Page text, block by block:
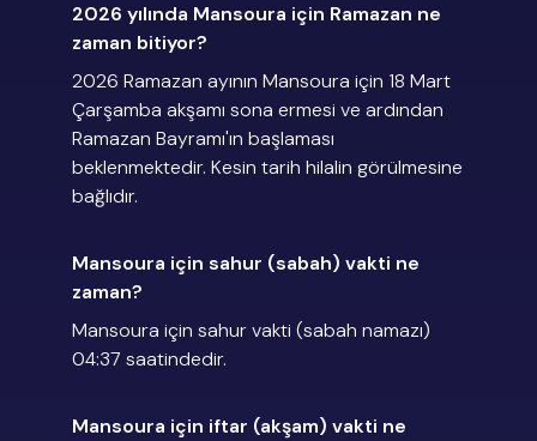
2026 yılında Mansoura için Ramazan ne
zaman bitiyor?
2026 Ramazan ayının Mansoura için 18 Mart
Çarşamba akşamı sona ermesi ve ardından
Ramazan Bayramı'ın başlaması
beklenmektedir. Kesin tarih hilalin görülmesine
bağlıdır.
Mansoura için sahur (sabah) vakti ne
zaman?
Mansoura için sahur vakti (sabah namazı)
04:37 saatindedir.
Mansoura için iftar (akşam) vakti ne